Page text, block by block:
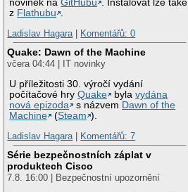
novinek naGitHubu
. Instalovat lze také
z Flathubu
Ladislav Hagara| Komentářů: 0
Quake: Dawn of the Machine
včera 04:44 | IT novinky
U příležitosti 30. výročí vydání
počítačové hryQuake bylavydána
nová epizoda
s názvem Dawn of the
Machine
(Steam ).
Ladislav Hagara| Komentářů: 7
Série bezpečnostních záplat v
produktech Cisco
7.8. 16:00 | Bezpečnostní upozornění